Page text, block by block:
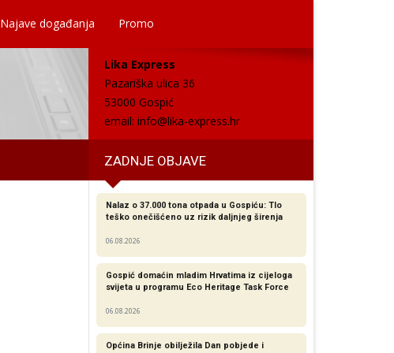
Najave događanja Promo
Lika Express
Pazariška ulica 36
53000 Gospić
email: info@lika-express.hr
ZADNJE OBJAVE
Nalaz o 37.000 tona otpada u Gospiću: Tlo
teško onečišćeno uz rizik daljnjeg širenja
06.08.2026
Gospić domaćin mladim Hrvatima iz cijeloga
svijeta u programu Eco Heritage Task Force
06.08.2026
Općina Brinje obilježila Dan pobjede i